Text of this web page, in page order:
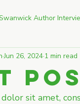
Author
Jun 26, 2024 1 min read
sit amet,